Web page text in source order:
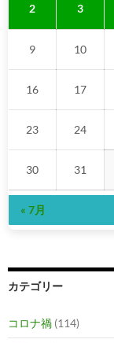
2 3
9 10
16 17
23 24
30 31
« 7月
カテゴリー
コロナ禍 (114)